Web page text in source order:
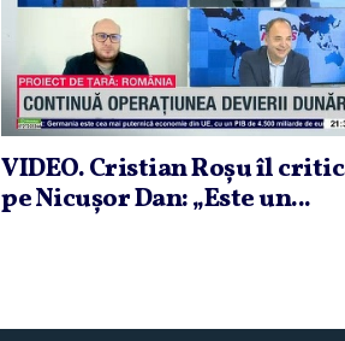
VIDEO. Cristian Roşu îl
pe Nicuşor Dan: „Este un...